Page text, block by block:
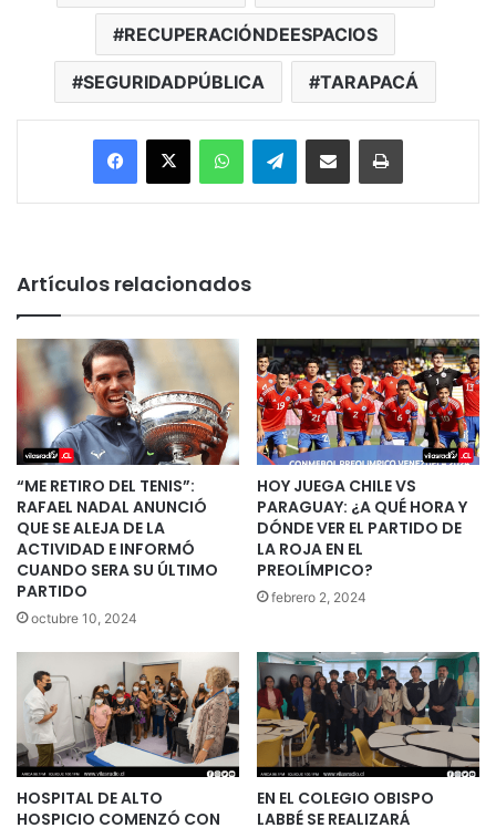
RECUPERACIÓNDEESPACIOS
SEGURIDADPÚBLICA TARAPACÁ
Facebook
X WhatsAppTelegramEnviar vía email Imprimir
Artículos relacionados
“ME RETIRO DEL TENIS”:
RAFAEL NADAL ANUNCIÓ
QUE SE ALEJA DE LA
ACTIVIDAD E INFORMÓ
CUANDO SERA SU ÚLTIMO
PARTIDO
octubre 10, 2024
HOY JUEGA CHILE VS
PARAGUAY: ¿A QUÉ HORA Y
DÓNDE VER EL PARTIDO DE
LA ROJA EN EL
PREOLÍMPICO?
febrero 2, 2024
HOSPITAL DE ALTO
HOSPICIO COMENZÓ CON
EN EL COLEGIO OBISPO
LABBÉ SE REALIZARÁ